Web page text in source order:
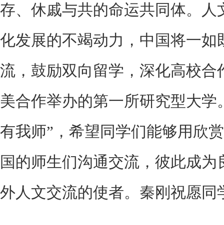
存、休戚与共的命运共同体。人
化发展的不竭动力，中国将一如
流，鼓励双向留学，深化高校合
美合作举办的第一所研究型大学
有我师”，希望同学们能够用欣
国的师生们沟通交流，彼此成
外人文交流的使者。秦刚祝愿同